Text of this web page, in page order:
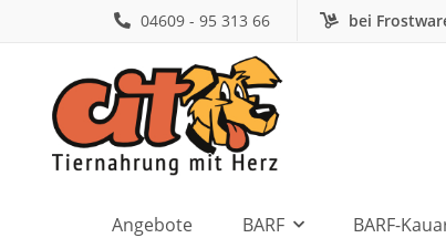
04609 - 95 313 66 bei
Angebote BARF BARF-